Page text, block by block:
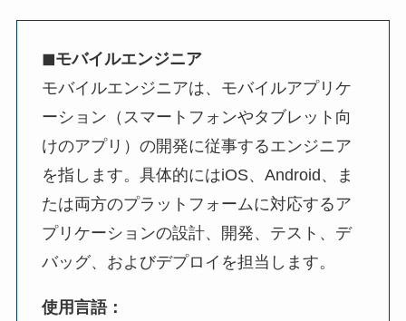
◼︎モバイルエンジニア
モバイルエンジニアは、モバイルアプリケ
ーション（スマートフォンやタブレット向
けのアプリ）の開発に従事するエンジニア
を指します。具体的にはiOS、Android、ま
たは両方のプラットフォームに対応するア
プリケーションの設計、開発、テスト、デ
バッグ、およびデプロイを担当します。
使用言語：